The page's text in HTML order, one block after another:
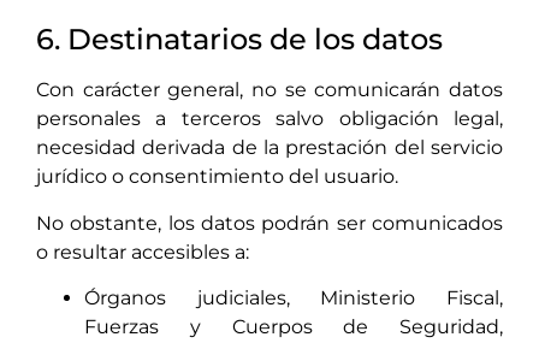
6. Destinatarios de los datos
Con carácter general, no se comunicarán datos
personales a terceros salvo obligación legal,
necesidad derivada de la prestación del servicio
jurídico o consentimiento del usuario.
No obstante, los datos podrán ser comunicados
o resultar accesibles a:
Órganos judiciales, Ministerio Fiscal,
Fuerzas y Cuerpos de Seguridad,